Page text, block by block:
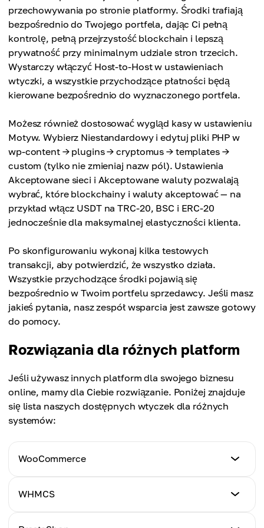
przechowywania po stronie platformy. Środki trafiają
bezpośrednio do Twojego portfela, dając Ci pełną
kontrolę, pełną przejrzystość blockchain i lepszą
prywatność przy minimalnym udziale stron trzecich.
Wystarczy włączyć Host-to-Host w ustawieniach
wtyczki, a wszystkie przychodzące płatności będą
kierowane bezpośrednio do wyznaczonego portfela.
Możesz również dostosować wygląd kasy w ustawieniu
Motyw. Wybierz Niestandardowy i edytuj pliki PHP w
wp-content → plugins → cryptomus → templates →
custom (tylko nie zmieniaj nazw pól). Ustawienia
Akceptowane sieci i Akceptowane waluty pozwalają
wybrać, które blockchainy i waluty akceptować — na
przykład włącz USDT na TRC-20, BSC i ERC-20
jednocześnie dla maksymalnej elastyczności klienta.
Po skonfigurowaniu wykonaj kilka testowych
transakcji, aby potwierdzić, że wszystko działa.
Wszystkie przychodzące środki pojawią się
bezpośrednio w Twoim portfelu sprzedawcy. Jeśli masz
jakieś pytania, nasz zespół wsparcia jest zawsze gotowy
do pomocy.
Rozwiązania dla różnych platform
Jeśli używasz innych platform dla swojego biznesu
online, mamy dla Ciebie rozwiązanie. Poniżej znajduje
się lista naszych dostępnych wtyczek dla różnych
systemów:
WooCommerce
Poradnik
WHMCS
Poradnik